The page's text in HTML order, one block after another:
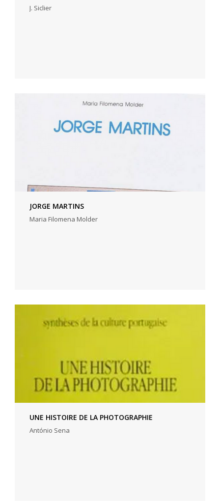
J. Siclier
JORGE MARTINS
Maria Filomena Molder
UNE HISTOIRE DE LA PHOTOGRAPHIE
António Sena